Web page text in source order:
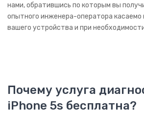
ЖК панели
iPad
нами, обратившись по которым вы
опытного инженера-оператора касаемо
вашего устройства и при
Почему услуга
iPhone 5s бесплатна?